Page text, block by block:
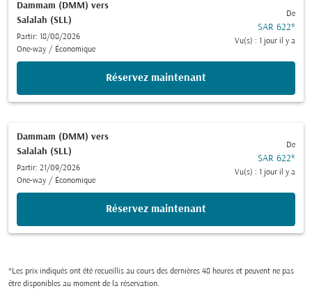
Dammam (DMM) vers
Salalah (SLL)
Partir: 18/08/2026
One-way / Économique
De
SAR 622*
Vu(s) : 1 jour il y a
Réservez maintenant
Dammam (DMM) vers
Salalah (SLL)
Partir: 21/09/2026
One-way / Économique
De
SAR 622*
Vu(s) : 1 jour il y a
Réservez maintenant
*Les prix indiqués ont été recueillis au cours des dernières 48 heures et peuvent ne pas
être disponibles au moment de la réservation.